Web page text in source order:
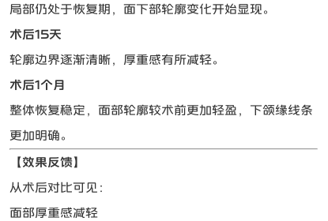
局部仍处于恢复期，面下部轮廓变化开始显现。
术后15天
轮廓边界逐渐清晰，厚重感有所减轻。
术后1个月
整体恢复稳定，面部轮廓较术前更加轻盈，下颌缘线条
更加明确。
【效果反馈】
从术后对比可见：
面部厚重感减轻